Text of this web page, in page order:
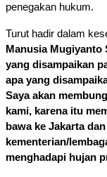
penegakan hukum.
Turut hadir dalam
Manusia Mugiyanto
yang disampaikan
apa yang
Saya akan
kami, karena itu
bawa ke Jakarta
kementerian/
menghadapi hujan